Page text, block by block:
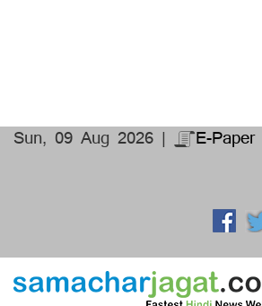
Sun, 09 Aug 2026 | E-Paper